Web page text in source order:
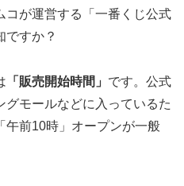
コが運営する「一番くじ公式
ですか？
「販売開始時間」 です。公式
グモールなどに入っているた
午前10時」オープンが一般